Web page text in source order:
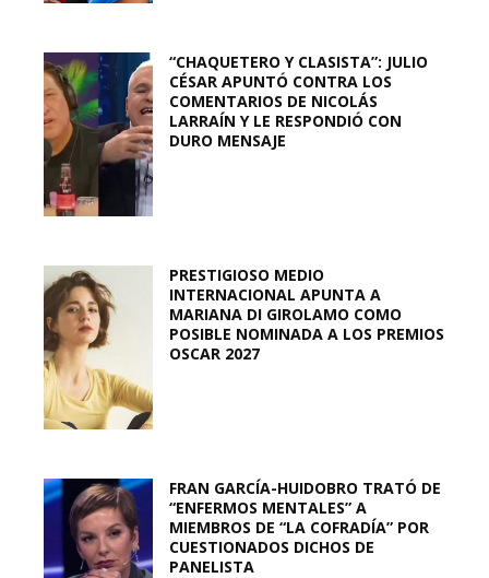
“CHAQUETERO Y CLASISTA”: JULIO
CÉSAR APUNTÓ CONTRA LOS
COMENTARIOS DE NICOLÁS
LARRAÍN Y LE RESPONDIÓ CON
DURO MENSAJE
PRESTIGIOSO MEDIO
INTERNACIONAL APUNTA A
MARIANA DI GIROLAMO COMO
POSIBLE NOMINADA A LOS PREMIOS
OSCAR 2027
FRAN GARCÍA-HUIDOBRO TRATÓ DE
“ENFERMOS MENTALES” A
MIEMBROS DE “LA COFRADÍA” POR
CUESTIONADOS DICHOS DE
PANELISTA